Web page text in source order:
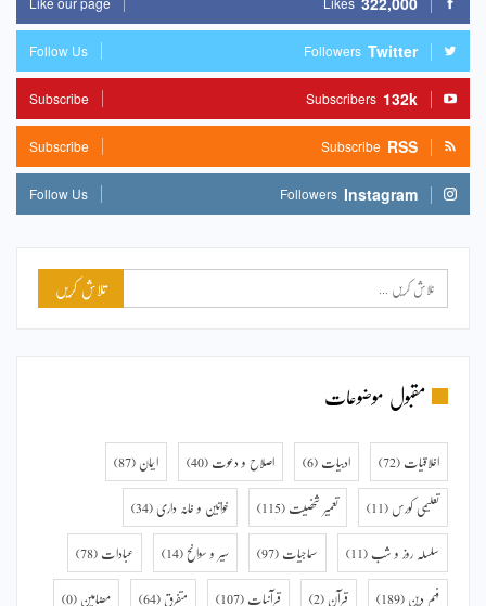
Twitter
Followers
Follow Us
132k
Subscribers
Subscribe
RSS
Subscribe
Subscribe
Instagram
Followers
Follow Us
مقبول موضوعات
اخلاقیات (72) ادبیات (6) اصلاح و دعوت (40) ایمان (87)
تعلیمی کورس (11) تعمیر شخصیت (115) خواتین و خانہ داری (34)
سلسلہ روز و شب (11) سماجیات (97) سیر و سوانح (14) عبادات (78)
فہم دین (189) قرآن (2) قرآنیات (107) متفرق (64) مضامین (0)